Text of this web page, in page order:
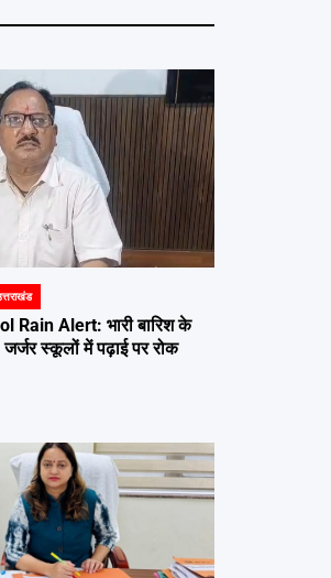
Rain Alert: भारी बारिश के
जर्जर स्कूलों में पढ़ाई पर रोक